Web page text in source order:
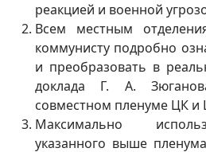
реакцией и военной
Всем местным
коммунисту подробно
и преобразовать в
доклада Г. А.
совместном пленуме ЦК
Максимально
указанного выше